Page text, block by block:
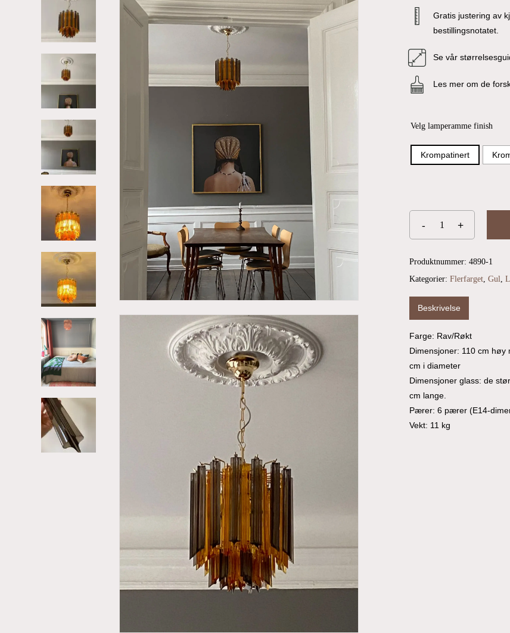
Gratis justering av
bestillingsnotatet.
Se vår
Les mer om de
Velg lamperamme finish
Krompatinert
Produktnummer: 4890-1
Kategorier: Flerfarget, Gul,
Beskrivelse
Farge: Rav/Røkt
Dimensjoner: 110 cm
cm i diameter
Dimensjoner glass: de
cm lange.
Pærer: 6 pærer (E14-
Vekt: 11 kg